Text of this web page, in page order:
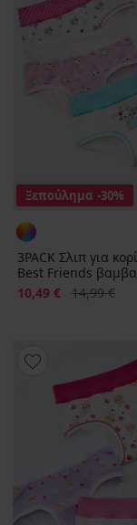
Ξεπούλημα -30%
3PACK Σλιπ για
Best Friends
Έκπτωση
10,49 € Αρχική τιμή
14,99 €